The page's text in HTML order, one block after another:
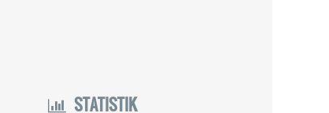
STATISTIK